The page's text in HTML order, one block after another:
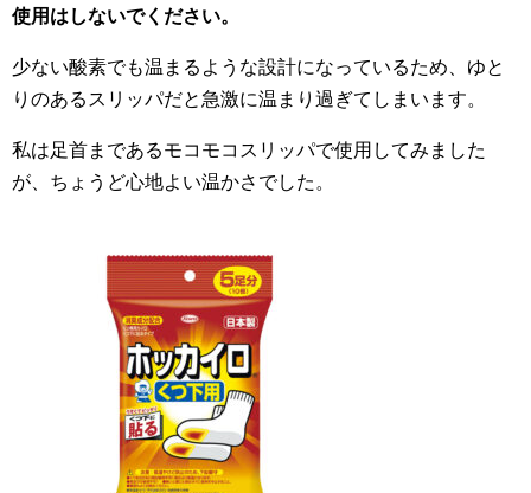
使用はしないでください。
少ない酸素でも温まるような設計になっているため、ゆと
りのあるスリッパだと急激に温まり過ぎてしまいます。
私は足首まであるモコモコスリッパで使用してみました
が、ちょうど心地よい温かさでした。